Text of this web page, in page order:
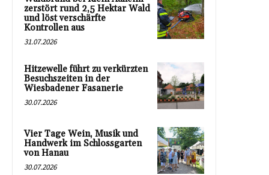
zerstört rund 2,5 Hektar Wald
und löst verschärfte
Kontrollen aus
31.07.2026
Hitzewelle führt zu verkürzten
Besuchszeiten in der
Wiesbadener Fasanerie
30.07.2026
Vier Tage Wein, Musik und
Handwerk im Schlossgarten
von Hanau
30.07.2026